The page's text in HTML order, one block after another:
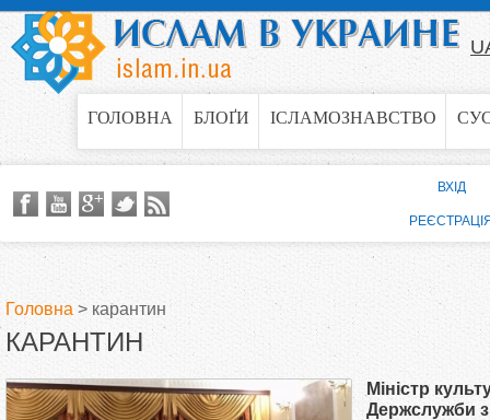
Jump to navigation
ГОЛОВНА БЛОҐИ ІСЛАМОЗНАВСТВО
В
и
Головна > карантин
КАРАНТИН
Міністр
Держслужби з
ВХІД